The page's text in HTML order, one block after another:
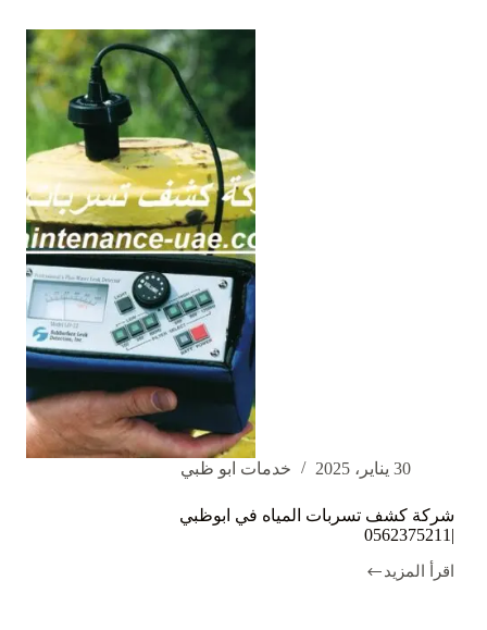
30 يناير، 2025 خدمات ابو ظبي
شركة كشف تسربات المياه في ابوظبي
|0562375211
اقرأ المزيد
شركة